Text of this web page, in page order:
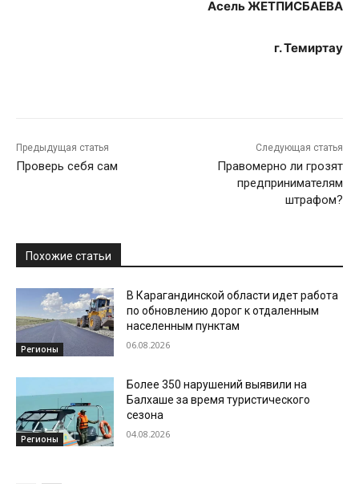
Асель ЖЕТПИСБАЕВА
г. Темиртау
Предыдущая статья
Проверь себя сам
Следующая статья
Правомерно ли грозят
предпринимателям
штрафом?
Похожие статьи
Регионы
В Карагандинской области идет работа
по обновлению дорог к отдаленным
населенным пунктам
06.08.2026
Регионы
Более 350 нарушений выявили на
Балхаше за время туристического
сезона
04.08.2026